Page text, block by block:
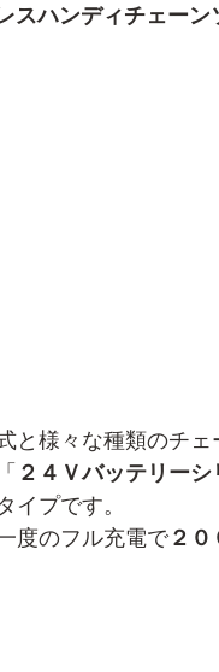
レスハンディチェーン
と様々な種類のチ
２４Ｖバッテリーシ
イプです。
度のフル充電で２０